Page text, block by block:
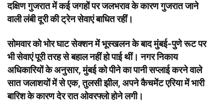
दक्षिण गुजरात में कई जगहों पर जलभराव के कारण गुजरात जाने
वाली लंबी दूरी की ट्रेन सेवाएं बाधित रहीं।
सोमवार को भोर घाट सेक्शन में भूस्खलन के बाद मुंबई-पुणे रूट पर
भी सेवाएं पूरी तरह से बहाल नहीं हो पाई थीं। नगर निकाय
अधिकारियों के अनुसार, मुंबई को पीने का पानी सप्लाई करने वाले
सात जलाशयों में से एक, तुलसी झील, अपने कैचमेंट एरिया में भारी
बारिश के कारण देर रात ओवरफ्लो होने लगी।